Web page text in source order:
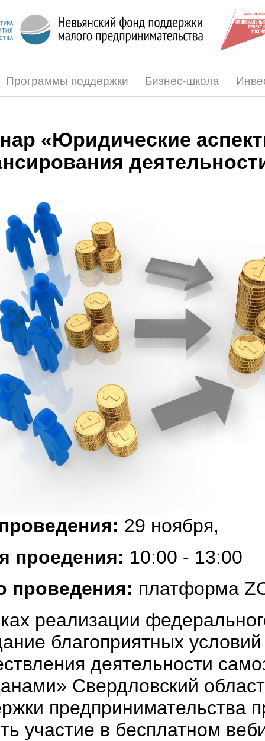
Программы поддержки Бизнес-школа
«Юридические
29 ноября,
проедения: 10:00 - 13:00
проведения: платформа
реализации
благоприятных
деятельности
Свердловский
предпринимательства
участие в бесплатном